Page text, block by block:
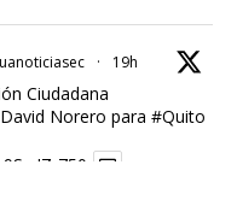
· 19h
Ciudadana
Norero para #Quito
750